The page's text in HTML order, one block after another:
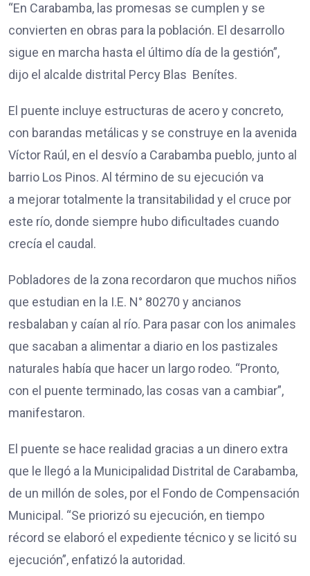
“En Carabamba, las promesas se cumplen y se
convierten en obras para la población. El desarrollo
sigue en marcha hasta el último día de la gestión”,
dijo el alcalde distrital Percy Blas Benítes.
El puente incluye estructuras de acero y concreto,
con barandas metálicas y se construye en la avenida
Víctor Raúl, en el desvío a Carabamba pueblo, junto al
barrio Los Pinos. Al término de su ejecución va
a mejorar totalmente la transitabilidad y el cruce por
este río, donde siempre hubo dificultades cuando
crecía el caudal.
Pobladores de la zona recordaron que muchos niños
que estudian en la I.E. N° 80270 y ancianos
resbalaban y caían al río. Para pasar con los animales
que sacaban a alimentar a diario en los pastizales
naturales había que hacer un largo rodeo. “Pronto,
con el puente terminado, las cosas van a cambiar”,
manifestaron.
El puente se hace realidad gracias a un dinero extra
que le llegó a la Municipalidad Distrital de Carabamba,
de un millón de soles, por el Fondo de Compensación
Municipal. “Se priorizó su ejecución, en tiempo
récord se elaboró el expediente técnico y se licitó su
ejecución”, enfatizó la autoridad.